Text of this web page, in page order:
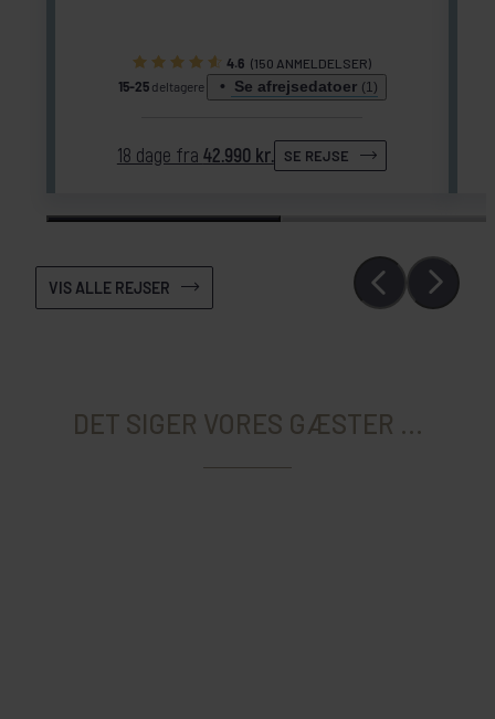
4.6 (150 ANMELDELSER)
15-25deltagere Se afrejsedatoer (1)
18 dage fra 42.990 kr. SE REJSE
VIS ALLE REJSER
DET SIGER VORES GÆSTER ...